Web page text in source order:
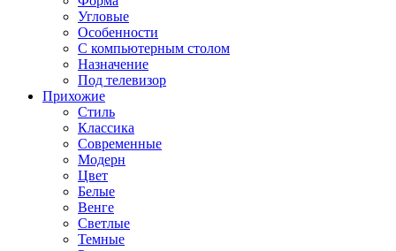
Угловые
Особенности
С компьютерным столом
Назначение
Под телевизор
Прихожие
Стиль
Классика
Современные
Модерн
Цвет
Белые
Венге
Светлые
Темные